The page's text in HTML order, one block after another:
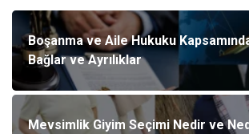
Boşanma ve Aile Hukuku
Bağlar ve Ayrılıklar
Mevsimlik Giyim Seçimi Nedir ve